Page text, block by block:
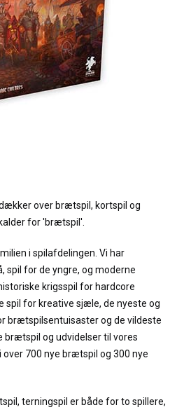
over brætspil, kortspil og
for 'brætspil'.
i spilafdelingen. Vi har
spil for de yngre, og moderne
krigsspil for hardcore
spil for kreative sjæle, de nyeste og
brætspilsentuisaster og de vildeste
brætspil og udvidelser til vores
700 nye brætspil og 300 nye
terningspil er både for to spillere,